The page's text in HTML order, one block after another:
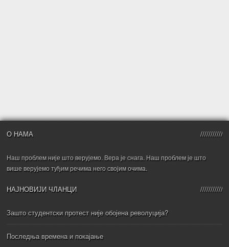
О НАМА
Наш проблем није што верујемо. Вера је снага. Наш проблем је што
више верујемо туђим речима него својим очима.
НАЈНОВИЈИ ЧЛАНЦИ
Зашто студентски протест није обојена револуција?
Последња времена и покајање